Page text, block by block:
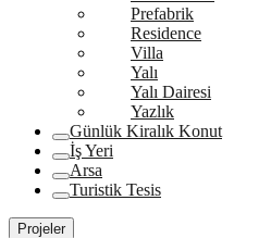
Prefabrik
Residence
Villa
Yalı
Yalı Dairesi
Yazlık
Günlük Kiralık Konut
İş Yeri
Arsa
Turistik Tesis
Projeler